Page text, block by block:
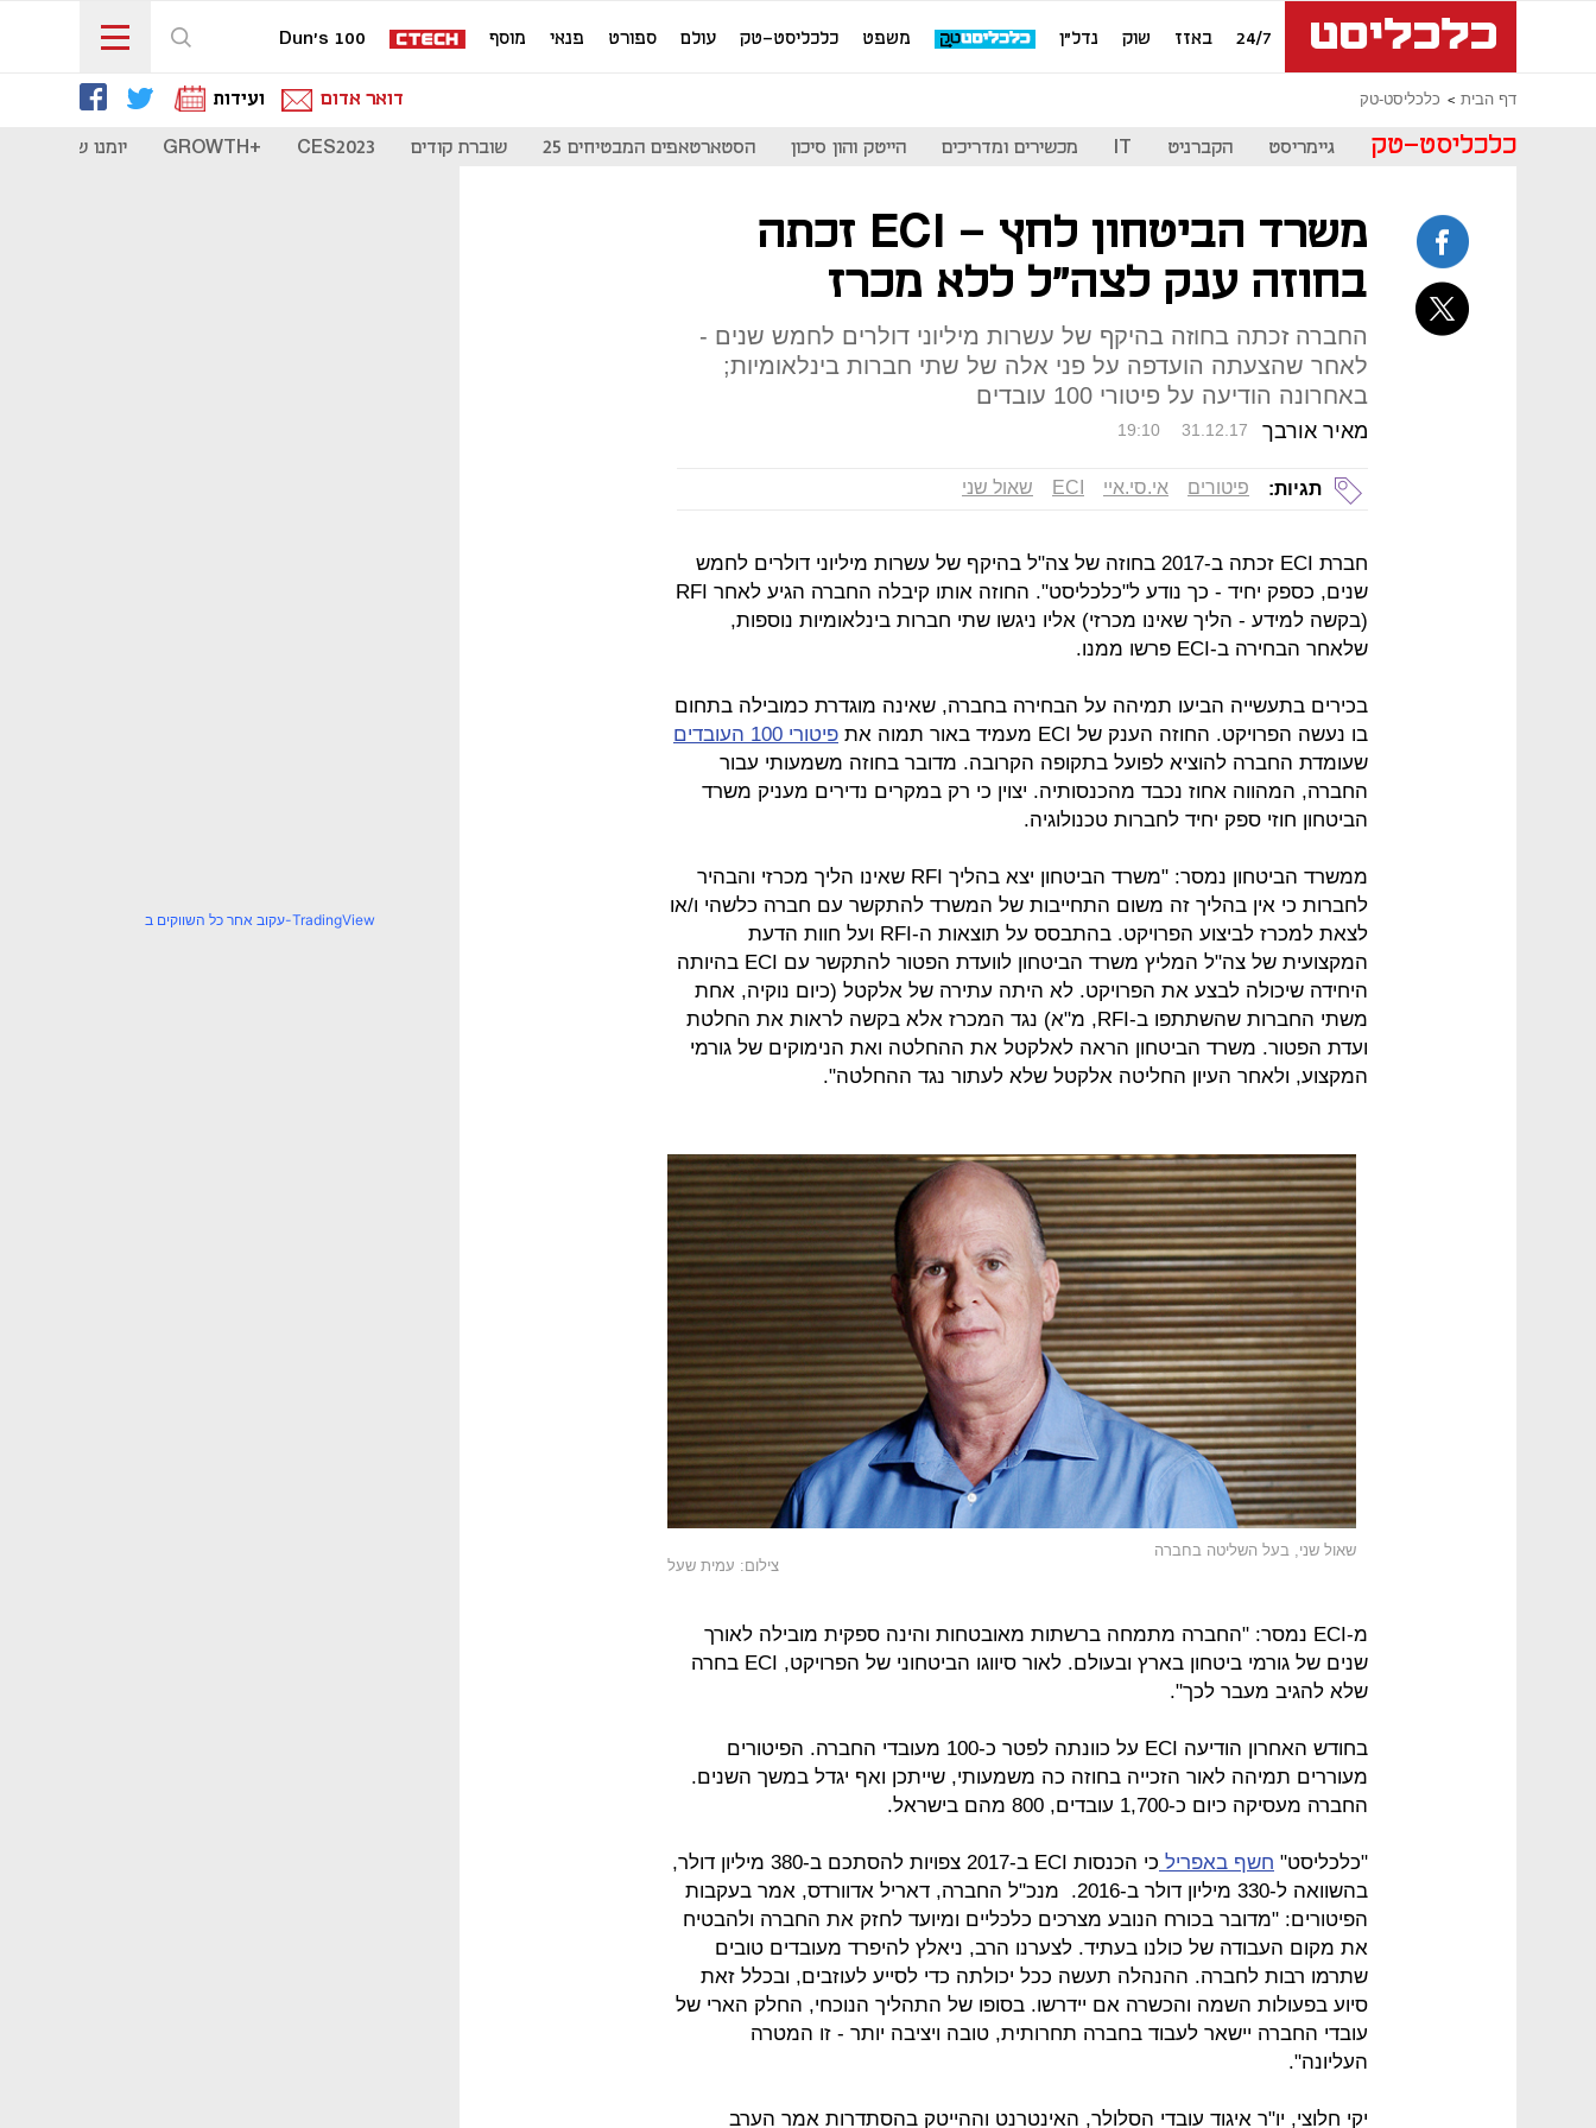
24/7 באזז שוק נדל"ן משפט כלכליסט-טק עולם ספורט פנאי מוסף Dun's 100
דף הבית כלכליסט-טק דואר אדום ועידות
כלכליסט-טק גיימריסט הקברניט IT מכשירים ומדריכים הייטק והון סיכון הסטארטאפים המבטיחים 25 שוברת קודים CES2023
+GROWTH יומנו של
משרד הביטחון לחץ - ECI זכתה
בחוזה ענק לצה"ל ללא מכרז
החברה זכתה בחוזה בהיקף של עשרות מיליוני דולרים לחמש שנים -
לאחר שהצעתה הועדפה על פני אלה של שתי חברות בינלאומיות;
באחרונה הודיעה על פיטורי 100 עובדים
מאיר אורבך 19:10 31.12.17
תגיות: פיטורים אי.סי.איי ECI שאול שני
חברת ECI זכתה ב-2017 בחוזה של צה"ל בהיקף של עשרות מיליוני דולרים לחמש
שנים, כספק יחיד - כך נודע ל"כלכליסט". החוזה אותו קיבלה החברה הגיע לאחר RFI
(בקשה למידע - הליך שאינו מכרזי) אליו ניגשו שתי חברות בינלאומיות נוספות,
שלאחר הבחירה ב-ECI פרשו ממנו.
בכירים בתעשייה הביעו תמיהה על הבחירה בחברה, שאינה מוגדרת כמובילה בתחום
בו נעשה הפרויקט. החוזה הענק של ECI מעמיד באור תמוה את
פיטורי 100 העובדים
שעומדת החברה להוציא לפועל בתקופה הקרובה. מדובר בחוזה משמעותי עבור
החברה, המהווה אחוז נכבד מהכנסותיה. יצוין כי רק במקרים נדירים מעניק משרד
הביטחון חוזי ספק יחיד לחברות טכנולוגיה.
ממשרד הביטחון נמסר: "משרד הביטחון יצא בהליך RFI שאינו הליך מכרזי והבהיר
לחברות כי אין בהליך זה משום התחייבות של המשרד להתקשר עם חברה כלשהי ו/או
לצאת למכרז לביצוע הפרויקט. בהתבסס על תוצאות ה-RFI ועל חוות הדעת
המקצועית של צה"ל המליץ משרד הביטחון לוועדת הפטור להתקשר עם ECI בהיותה
היחידה שיכולה לבצע את הפרויקט. לא היתה עתירה של אלקטל (כיום נוקיה, אחת
משתי החברות שהשתתפו ב-RFI, מ"א) נגד המכרז אלא בקשה לראות את החלטת
ועדת הפטור. משרד הביטחון הראה לאלקטל את ההחלטה ואת הנימוקים של גורמי
המקצוע, ולאחר העיון החליטה אלקטל שלא לעתור נגד ההחלטה".
שאול שני, בעל השליטה בחברה
צילום: עמית שעל
מ-ECI נמסר: "החברה מתמחה ברשתות מאובטחות והינה ספקית מובילה לאורך
שנים של גורמי ביטחון בארץ ובעולם. לאור סיווגו הביטחוני של הפרויקט, ECI בחרה
שלא להגיב מעבר לכך".
בחודש האחרון הודיעה ECI על כוונתה לפטר כ-100 מעובדי החברה. הפיטורים
מעוררים תמיהה לאור הזכייה בחוזה כה משמעותי, שייתכן ואף יגדל במשך השנים.
החברה מעסיקה כיום כ-1,700 עובדים, 800 מהם בישראל.
"כלכליסט" חשף באפריל
כי הכנסות ECI ב-2017 צפויות להסתכם ב-380 מיליון דולר,
בהשוואה ל-330 מיליון דולר ב-2016. מנכ"ל החברה, דאריל אדוורדס, אמר בעקבות
הפיטורים: "מדובר בכורח הנובע מצרכים כלכליים ומיועד לחזק את החברה ולהבטיח
את מקום העבודה של כולנו בעתיד. לצערנו הרב, ניאלץ להיפרד מעובדים טובים
שתרמו רבות לחברה. ההנהלה תעשה ככל יכולתה כדי לסייע לעוזבים, ובכלל זאת
סיוע בפעולות השמה והכשרה אם יידרשו. בסופו של התהליך הנוכחי, החלק הארי של
עובדי החברה יישאר לעבוד בחברה תחרותית, טובה ויציבה יותר - זו המטרה
העליונה".
יקי חלוצי, יו"ר איגוד עובדי הסלולר, האינטרנט וההייטק בהסתדרות אמר הערב
עקוב אחר כל השווקים ב-TradingView